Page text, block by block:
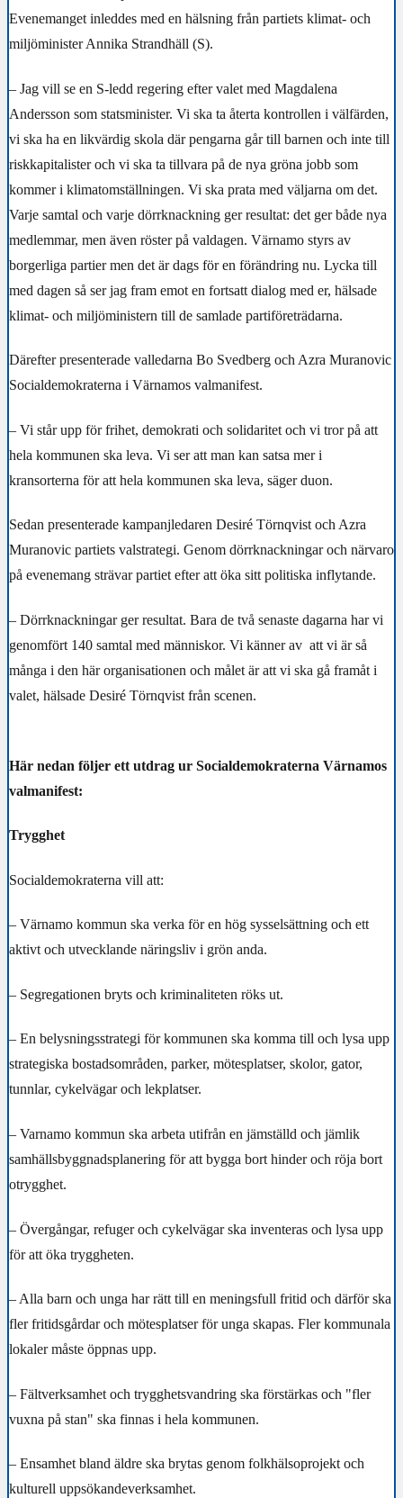
Evenemanget inleddes med en hälsning från partiets klimat- och
miljöminister Annika Strandhäll (S).
– Jag vill se en S-ledd regering efter valet med Magdalena
Andersson som statsminister. Vi ska ta återta kontrollen i välfärden,
vi ska ha en likvärdig skola där pengarna går till barnen och inte till
riskkapitalister och vi ska ta tillvara på de nya gröna jobb som
kommer i klimatomställningen. Vi ska prata med väljarna om det.
Varje samtal och varje dörrknackning ger resultat: det ger både nya
medlemmar, men även röster på valdagen. Värnamo styrs av
borgerliga partier men det är dags för en förändring nu. Lycka till
med dagen så ser jag fram emot en fortsatt dialog med er, hälsade
klimat- och miljöministern till de samlade partiföreträdarna.
Därefter presenterade valledarna Bo Svedberg och Azra Muranovic
Socialdemokraterna i Värnamos valmanifest.
– Vi står upp för frihet, demokrati och solidaritet och vi tror på att
hela kommunen ska leva. Vi ser att man kan satsa mer i
kransorterna för att hela kommunen ska leva, säger duon.
Sedan presenterade kampanjledaren Desiré Törnqvist och Azra
Muranovic partiets valstrategi. Genom dörrknackningar och närvaro
på evenemang strävar partiet efter att öka sitt politiska inflytande.
– Dörrknackningar ger resultat. Bara de två senaste dagarna har vi
genomfört 140 samtal med människor. Vi känner av att vi är så
många i den här organisationen och målet är att vi ska gå framåt i
valet, hälsade Desiré Törnqvist från scenen.
Här nedan följer ett utdrag ur Socialdemokraterna Värnamos
valmanifest:
Trygghet
Socialdemokraterna vill att:
– Värnamo kommun ska verka för en hög sysselsättning och ett
aktivt och utvecklande näringsliv i grön anda.
– Segregationen bryts och kriminaliteten röks ut.
– En belysningsstrategi för kommunen ska komma till och lysa upp
strategiska bostadsområden, parker, mötesplatser, skolor, gator,
tunnlar, cykelvägar och lekplatser.
– Varnamo kommun ska arbeta utifrån en jämställd och jämlik
samhällsbyggnadsplanering för att bygga bort hinder och röja bort
otrygghet.
– Övergångar, refuger och cykelvägar ska inventeras och lysa upp
för att öka tryggheten.
– Alla barn och unga har rätt till en meningsfull fritid och därför ska
fler fritidsgårdar och mötesplatser för unga skapas. Fler kommunala
lokaler måste öppnas upp.
– Fältverksamhet och trygghetsvandring ska förstärkas och "fler
vuxna på stan" ska finnas i hela kommunen.
– Ensamhet bland äldre ska brytas genom folkhälsoprojekt och
kulturell uppsökandeverksamhet.